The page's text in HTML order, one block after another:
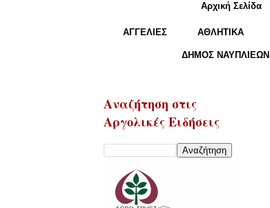
Αρχική Σελίδα
ΑΓΓΕΛΙΕΣ ΑΘΛΗΤΙΚΑ
ΔΗΜΟΣ ΝΑΥΠΛΙΕΩΝ
Αναζήτηση στις
Αργολικές Ειδήσεις